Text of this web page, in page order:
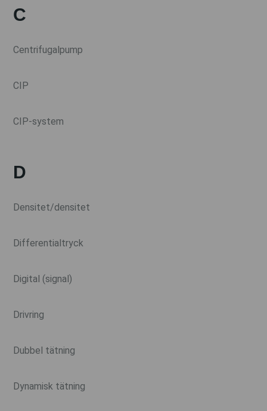
C
Centrifugalpump
CIP
CIP-system
D
Densitet/densitet
Differentialtryck
Digital (signal)
Drivring
Dubbel tätning
Dynamisk tätning